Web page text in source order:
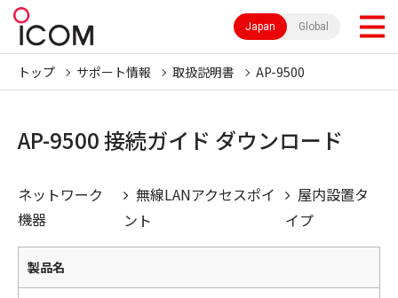
Japan Global
トップ サポート情報 取扱説明書 AP-9500
AP-9500 接続ガイド ダウンロード
ネットワーク
機器
無線LANアクセスポイ
ント
屋内設置タ
イプ
製品名